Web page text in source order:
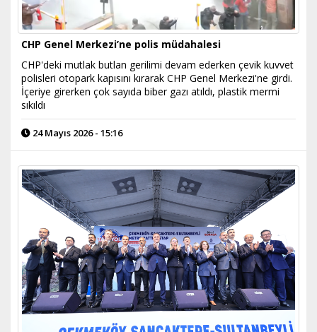
CHP Genel Merkezi’ne polis müdahalesi
CHP'deki mutlak butlan gerilimi devam ederken çevik kuvvet
polisleri otopark kapısını kırarak CHP Genel Merkezi'ne girdi.
İçeriye girerken çok sayıda biber gazı atıldı, plastik mermi
sıkıldı
24 Mayıs 2026 - 15:16